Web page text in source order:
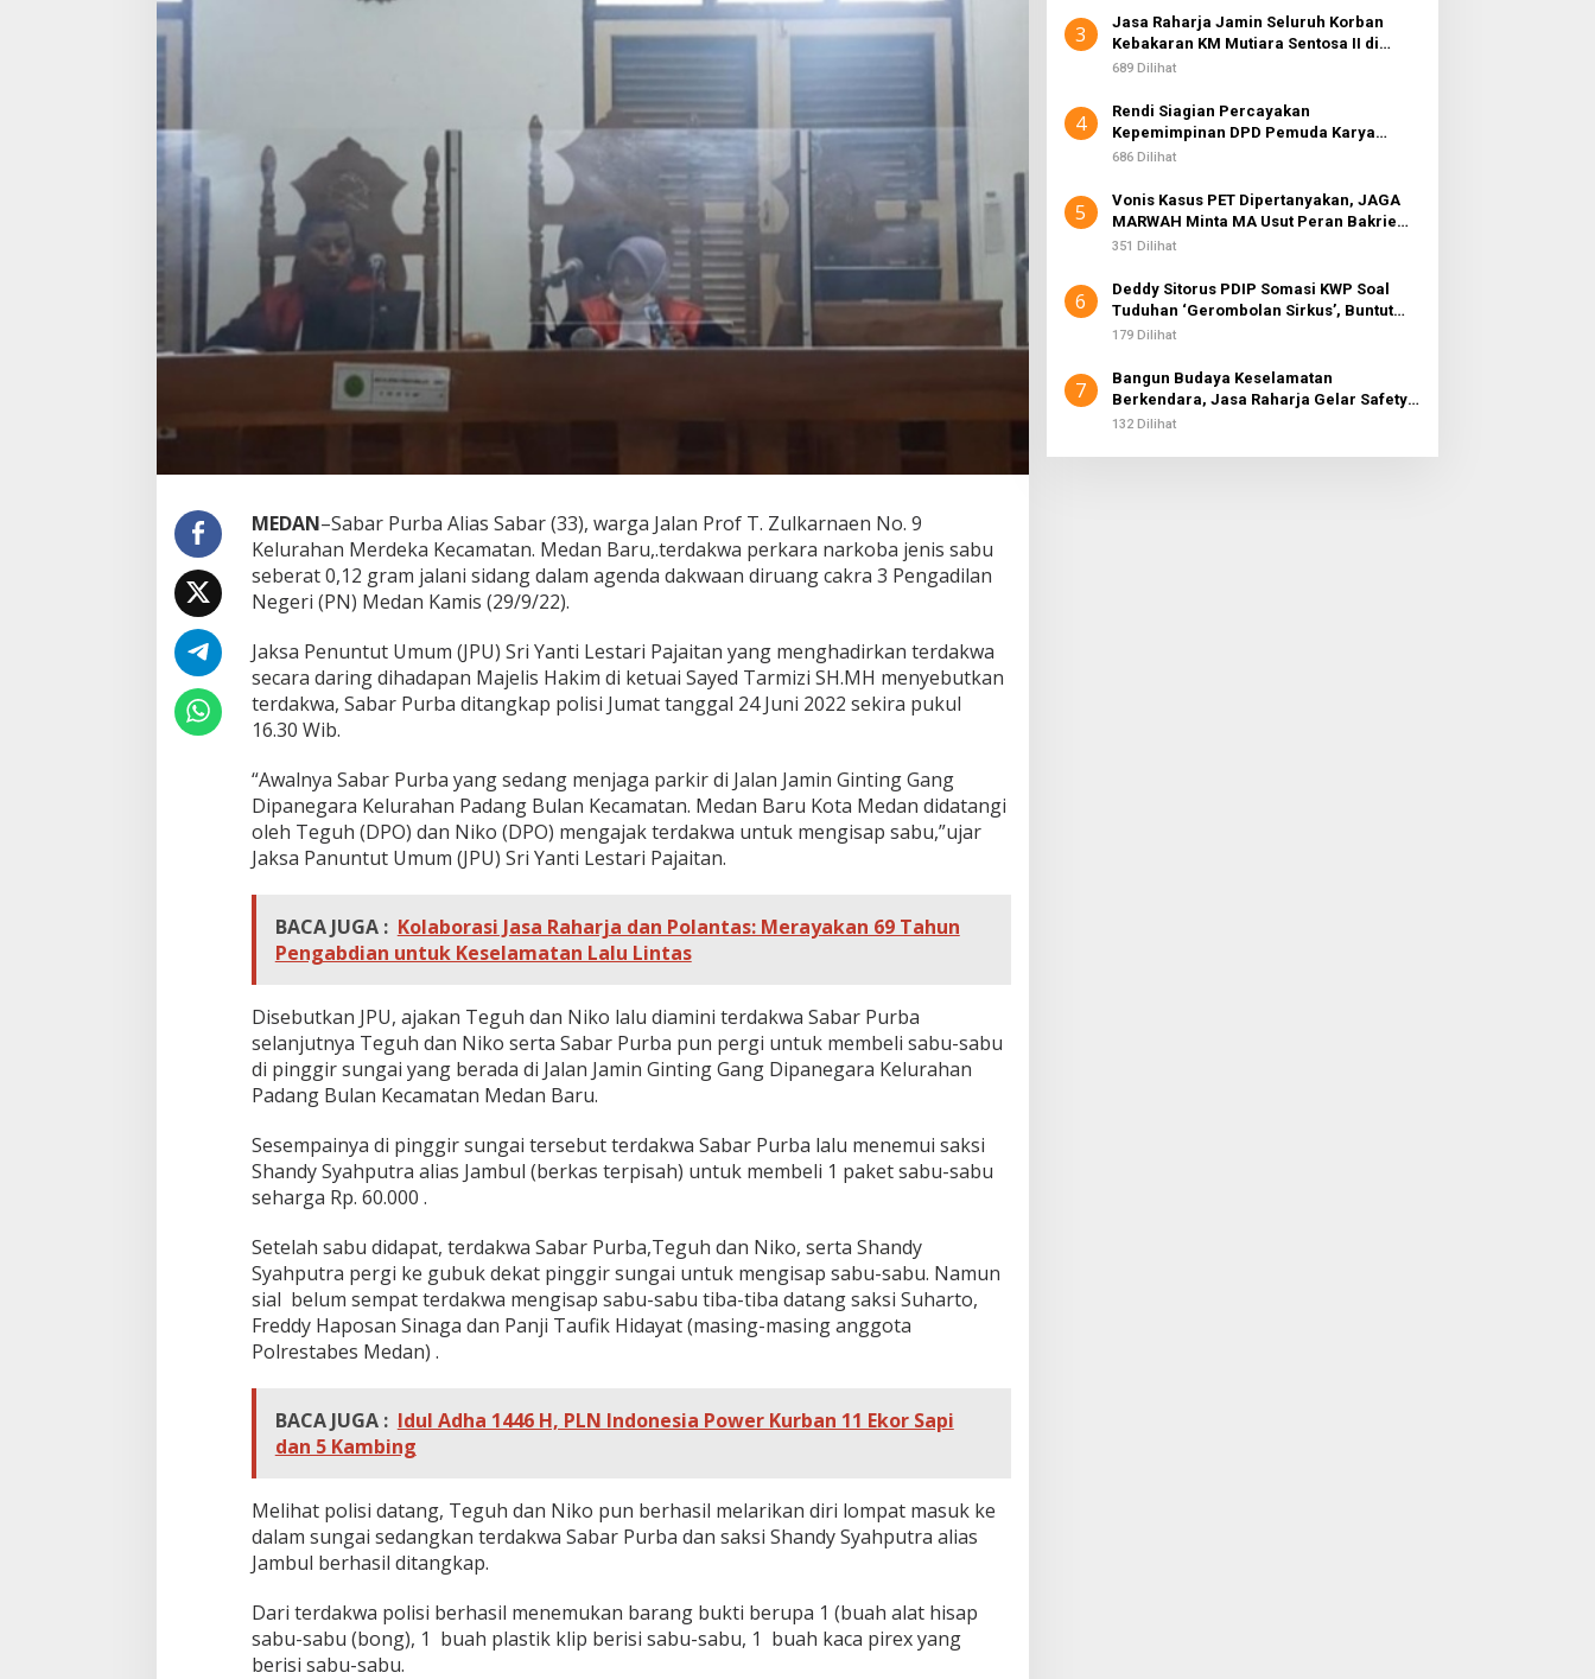
e
i
r
D
i
t
a
n
k
a
P
o
i
s
i
&
T
a
n
c
m
P
a
s
a
B
e
l
p
i
s
MEDAN–Sabar Purba Alias Sabar (33), warga Jalan Prof T. Zulkarnaen No. 9
Kelurahan Merdeka Kecamatan. Medan Baru,.terdakwa perkara narkoba jenis sabu
seberat 0,12 gram jalani sidang dalam agenda dakwaan diruang cakra 3 Pengadilan
Negeri (PN) Medan Kamis (29/9/22).
Jaksa Penuntut Umum (JPU) Sri Yanti Lestari Pajaitan yang menghadirkan terdakwa
secara daring dihadapan Majelis Hakim di ketuai Sayed Tarmizi SH.MH menyebutkan
terdakwa, Sabar Purba ditangkap polisi Jumat tanggal 24 Juni 2022 sekira pukul
16.30 Wib.
“Awalnya Sabar Purba yang sedang menjaga parkir di Jalan Jamin Ginting Gang
Dipanegara Kelurahan Padang Bulan Kecamatan. Medan Baru Kota Medan didatangi
oleh Teguh (DPO) dan Niko (DPO) mengajak terdakwa untuk mengisap sabu,”ujar
Jaksa Panuntut Umum (JPU) Sri Yanti Lestari Pajaitan.
BACA JUGA : Kolaborasi Jasa Raharja dan Polantas: Merayakan 69 Tahun
Pengabdian untuk Keselamatan Lalu Lintas
Disebutkan JPU, ajakan Teguh dan Niko lalu diamini terdakwa Sabar Purba
selanjutnya Teguh dan Niko serta Sabar Purba pun pergi untuk membeli sabu-sabu
di pinggir sungai yang berada di Jalan Jamin Ginting Gang Dipanegara Kelurahan
Padang Bulan Kecamatan Medan Baru.
Sesempainya di pinggir sungai tersebut terdakwa Sabar Purba lalu menemui saksi
Shandy Syahputra alias Jambul (berkas terpisah) untuk membeli 1 paket sabu-sabu
seharga Rp. 60.000 .
Setelah sabu didapat, terdakwa Sabar Purba,Teguh dan Niko, serta Shandy
Syahputra pergi ke gubuk dekat pinggir sungai untuk mengisap sabu-sabu. Namun
sial belum sempat terdakwa mengisap sabu-sabu tiba-tiba datang saksi Suharto,
Freddy Haposan Sinaga dan Panji Taufik Hidayat (masing-masing anggota
Polrestabes Medan) .
BACA JUGA : Idul Adha 1446 H, PLN Indonesia Power Kurban 11 Ekor Sapi
dan 5 Kambing
Melihat polisi datang, Teguh dan Niko pun berhasil melarikan diri lompat masuk ke
dalam sungai sedangkan terdakwa Sabar Purba dan saksi Shandy Syahputra alias
Jambul berhasil ditangkap.
Dari terdakwa polisi berhasil menemukan barang bukti berupa 1 (buah alat hisap
sabu-sabu (bong), 1 buah plastik klip berisi sabu-sabu, 1 buah kaca pirex yang
berisi sabu-sabu.
3
Jasa Raharja Jamin Seluruh Korban
Kebakaran KM Mutiara Sentosa II di
Perairan Sumenep
689 Dilihat
4
Rendi Siagian Percayakan
Kepemimpinan DPD Pemuda Karya
Nasional Kota Medan kepada Josef
686 Dilihat
5
Vonis Kasus PET Dipertanyakan, JAGA
MARWAH Minta MA Usut Peran Bakrie
Group
351 Dilihat
6
Deddy Sitorus PDIP Somasi KWP Soal
Tuduhan ‘Gerombolan Sirkus’, Buntut
Rapat Komisi II Dipimpin Sufmi Dasco
179 Dilihat
7
Bangun Budaya Keselamatan
Berkendara, Jasa Raharja Gelar Safety
Campaign di PT Pasifik Medan Industri
132 Dilihat